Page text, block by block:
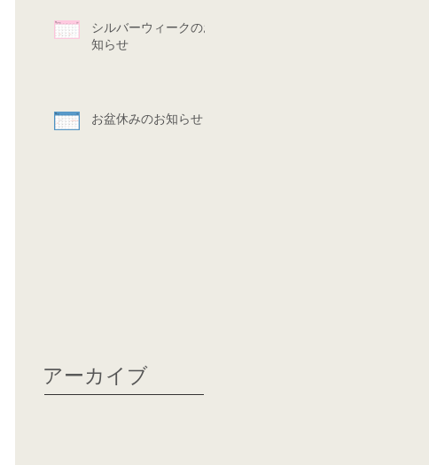
シルバーウィークのお
知らせ
お盆休みのお知らせ
アーカイブ